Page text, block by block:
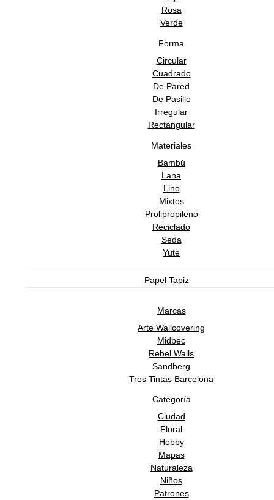
Rosa
Verde
Forma
Circular
Cuadrado
De Pared
De Pasillo
Irregular
Rectángular
Materiales
Bambú
Lana
Lino
Mixtos
Prolipropileno
Reciclado
Seda
Yute
Papel Tapiz
Marcas
Arte Wallcovering
Midbec
Rebel Walls
Sandberg
Tres Tintas Barcelona
Categoría
Ciudad
Floral
Hobby
Mapas
Naturaleza
Niños
Patrones